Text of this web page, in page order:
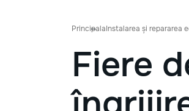
PrincipalaInstalarea și repararea
Fiere